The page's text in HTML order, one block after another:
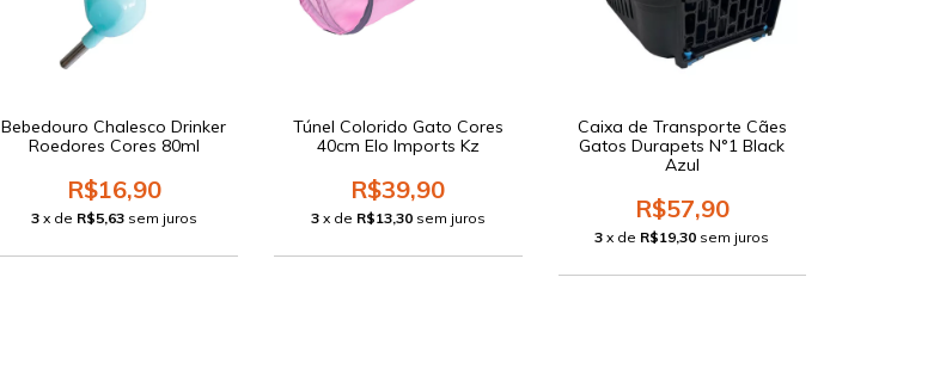
Bebedouro Chalesco Drinker
Roedores Cores 80ml
R$16,90
3 x de R$5,63 sem juros
Túnel Colorido Gato Cores
40cm Elo Imports Kz
R$39,90
3 x de R$13,30 sem juros
Caixa de Transporte Cães
Gatos Durapets N°1 Black
Azul
R$57,90
3 x de R$19,30 sem juros